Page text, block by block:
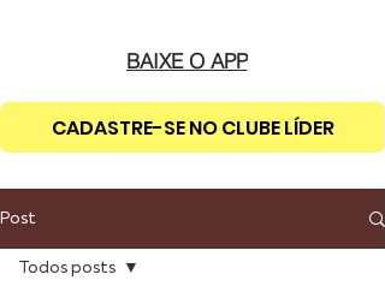
BAIXE O APP
CADASTRE-SE NO CLUBE LÍDER
Post
Todos posts